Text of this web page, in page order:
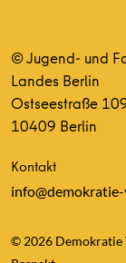
© Jugend- und
Landes Berlin
Ostseestraße
10409 Berlin
Kontakt
© 2026